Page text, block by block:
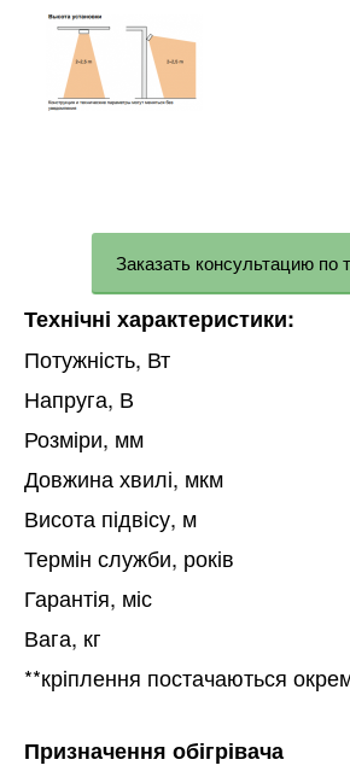
Заказать консультацию по
Технічні характеристики:
Потужність, Вт
Напруга, В
Розміри, мм
Довжина хвилі, мкм
Висота підвісу, м
Термін служби, років
Гарантія, міс
Вага, кг
**кріплення постачаються
Призначення обігрівача